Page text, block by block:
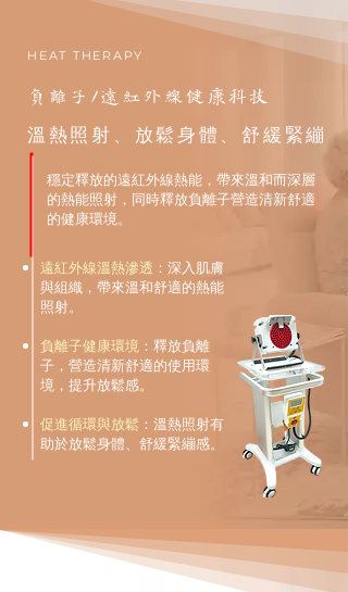
HEAT THERAPY
負離子/遠紅外線健康科技
溫熱照射、放鬆身體、舒緩緊繃
穩定釋放的遠紅外線熱能，帶來溫和而深層
的熱能照射，同時釋放負離子營造清新舒適
的健康環境。​
遠紅外線溫熱滲透 ：深入肌膚
與組織，帶來溫和舒適的熱能
照射。
負離子健康環境 ：釋放負離
子，營造清新舒適的使用環
境，提升放鬆感。
促進循環與放鬆 ：溫熱照射有
助於放鬆身體、舒緩緊繃感。